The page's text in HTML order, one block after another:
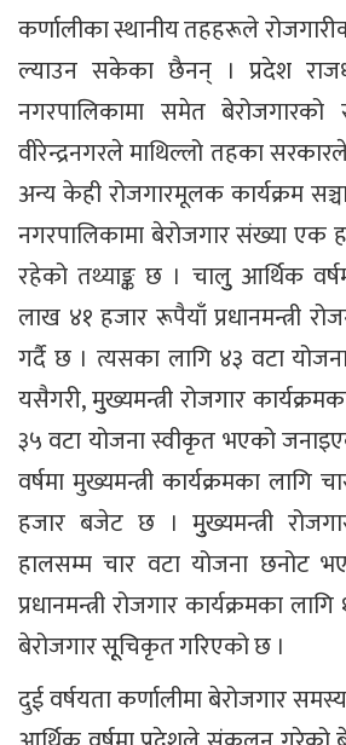
कर्णालीका स्थानीय तहहरूले
ल्याउन सकेका छैनन् । प्रदेश
नगरपालिकामा समेत
वीरेन्द्रनगरले माथिल्लो तहका
अन्य केही रोजगारमूलक कार्यक्रम
नगरपालिकामा बेरोजगार संख्या एक
रहेको तथ्याङ्क छ । चालुु आर्थिक
लाख ४१ हजार रूपैयाँ प्रधानमन्त्री
गर्दै छ । त्यसका लागि ४३ वटा
यसैगरी, मुुख्यमन्त्री रोजगार
३५ वटा योजना स्वीकृत भएको
वर्षमा मुख्यमन्त्री कार्यक्रमका लागि
हजार बजेट छ । मुुख्यमन्त्री
हालसम्म चार वटा योजना छनोट
प्रधानमन्त्री रोजगार कार्यक्रमका
बेरोजगार सूूचिकृत गरिएको छ ।
दुई वर्षयता कर्णालीमा बेरोजगार